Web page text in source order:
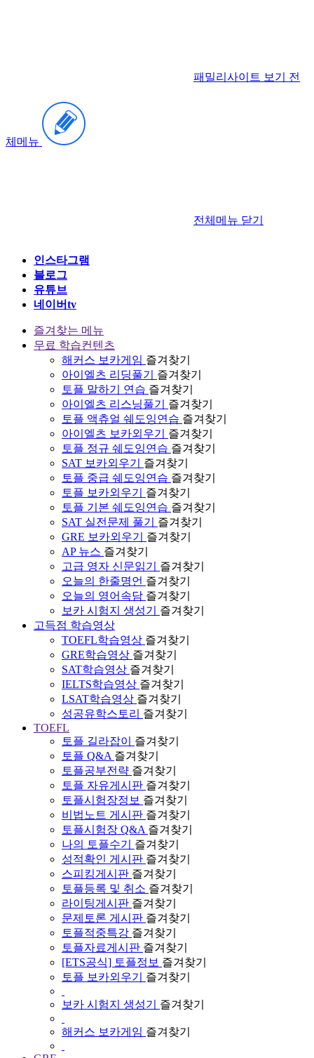
패밀리사이트 보기 전
체메뉴
전체메뉴 닫기
인스타그램
블로그
유튜브
네이버tv
즐겨찾는 메뉴
무료 학습컨텐츠
해커스 보카게임 즐겨찾기
아이엘츠 리딩풀기
즐겨찾기
토플 말하기 연습 즐겨찾기
아이엘츠 리스닝풀기
즐겨찾기
토플 액츄얼 쉐도잉연습 즐겨찾기
아이엘츠 보카외우기
즐겨찾기
토플 정규 쉐도잉연습 즐겨찾기
SAT 보카외우기
즐겨찾기
토플 중급 쉐도잉연습 즐겨찾기
토플 보카외우기
즐겨찾기
토플 기본 쉐도잉연습 즐겨찾기
SAT 실전문제 풀기
즐겨찾기
GRE 보카외우기
즐겨찾기
AP 뉴스 즐겨찾기
고급 영자 신문읽기
즐겨찾기
오늘의 한줄명언 즐겨찾기
오늘의 영어속담 즐겨찾기
보카 시험지 생성기
즐겨찾기
고득점 학습영상
TOEFL학습영상 즐겨찾기
GRE학습영상 즐겨찾기
SAT학습영상 즐겨찾기
IELTS학습영상 즐겨찾기
LSAT학습영상 즐겨찾기
성공유학스토리 즐겨찾기
TOEFL
토플 길라잡이
즐겨찾기
토플 Q&A 즐겨찾기
토플공부전략 즐겨찾기
토플 자유게시판 즐겨찾기
토플시험장정보 즐겨찾기
비법노트 게시판 즐겨찾기
토플시험장 Q&A 즐겨찾기
나의 토플수기
즐겨찾기
성적확인 게시판 즐겨찾기
스피킹게시판 즐겨찾기
토플등록 및 취소 즐겨찾기
라이팅게시판 즐겨찾기
문제토론 게시판 즐겨찾기
토플적중특강 즐겨찾기
토플자료게시판 즐겨찾기
[ETS공식] 토플정보 즐겨찾기
토플 보카외우기
즐겨찾기
보카 시험지 생성기 즐겨찾기
해커스 보카게임 즐겨찾기